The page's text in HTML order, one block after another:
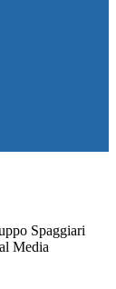
Spaggiari
Media